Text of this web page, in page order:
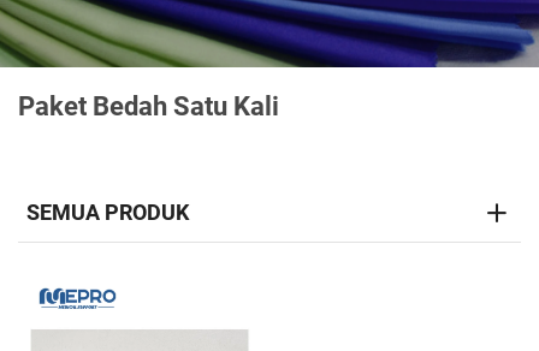
Paket Bedah Satu Kali
SEMUA PRODUK